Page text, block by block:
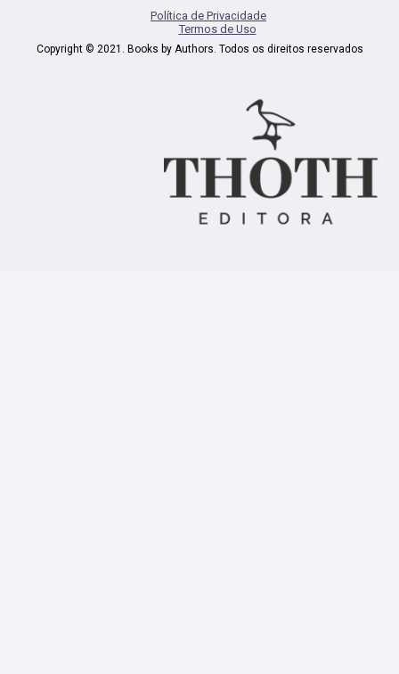
Política de Privacidade
Termos de Uso
Copyright © 2021. Books by Authors. Todos os direitos reservados